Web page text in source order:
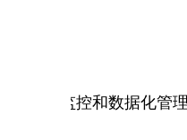
动态监控和数据化